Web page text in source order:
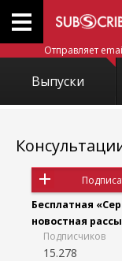
Отправляет
Выпуски
Бесплатная
новостная
Подписчиков
15.278